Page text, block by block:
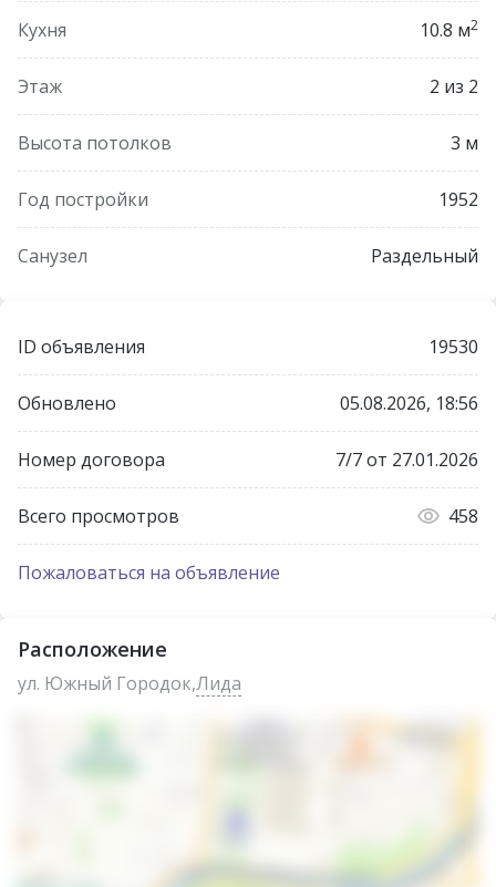
Кухня 10.8 м2
Этаж 2 из 2
Высота потолков 3 м
Год постройки 1952
Санузел Раздельный
Расположение
ул. Южный Городок,Лида
ID объявления 19530
Обновлено 05.08.2026, 18:56
Номер договора 7/7 от 27.01.2026
Всего просмотров 458
Пожаловаться на объявление